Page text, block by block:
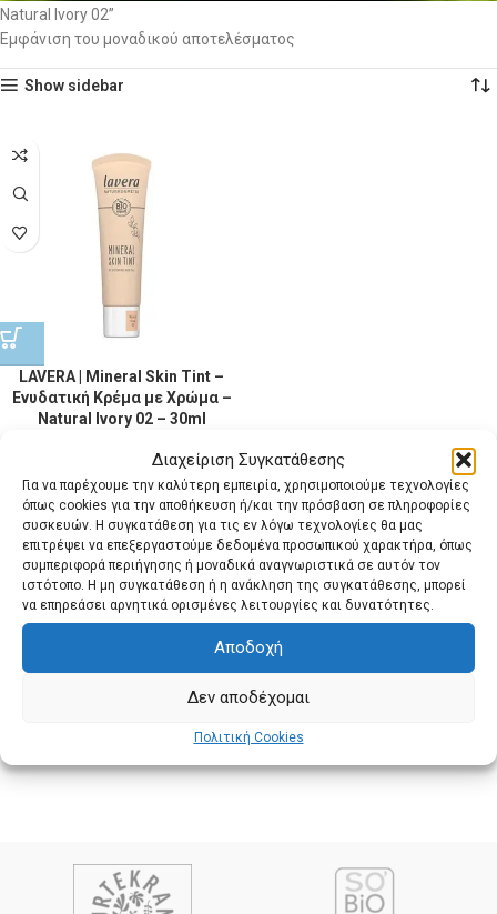
Διαχείριση Συγκατάθεσης
Για να παρέχουμε την καλύτερη εμπειρία, χρησιμοποιούμε τεχνολογίες
όπως cookies για την αποθήκευση ή/και την πρόσβαση σε πληροφορίες
συσκευών. Η συγκατάθεση για τις εν λόγω τεχνολογίες θα μας
επιτρέψει να επεξεργαστούμε δεδομένα προσωπικού χαρακτήρα, όπως
συμπεριφορά περιήγησης ή μοναδικά αναγνωριστικά σε αυτόν τον
ιστότοπο. Η μη συγκατάθεση ή η ανάκληση της συγκατάθεσης, μπορεί
να επηρεάσει αρνητικά ορισμένες λειτουργίες και δυνατότητες.
Αποδοχή
Δεν αποδέχομαι
Πολιτική Cookies
Natural Ivory 02”
Εμφάνιση του μοναδικού αποτελέσματος
Show sidebar
LAVERA | Mineral Skin Tint –
Ενυδατική Κρέμα με Χρώμα –
Natural Ivory 02 – 30ml
Μακιγιάζ Lavera,
Πρόσωπο Μακιγιάζ Lavera
16,19€ με ΦΠΑ